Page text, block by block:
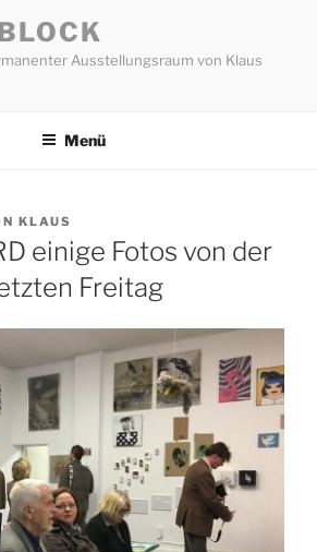
Ausstellungsraum von Klaus
Menü
KLAUS
einige Fotos von der
Freitag